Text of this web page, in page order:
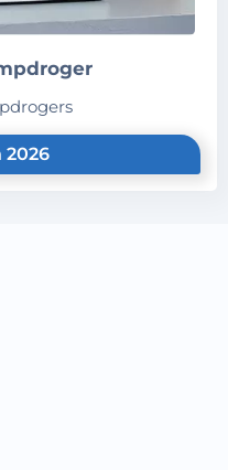
2026